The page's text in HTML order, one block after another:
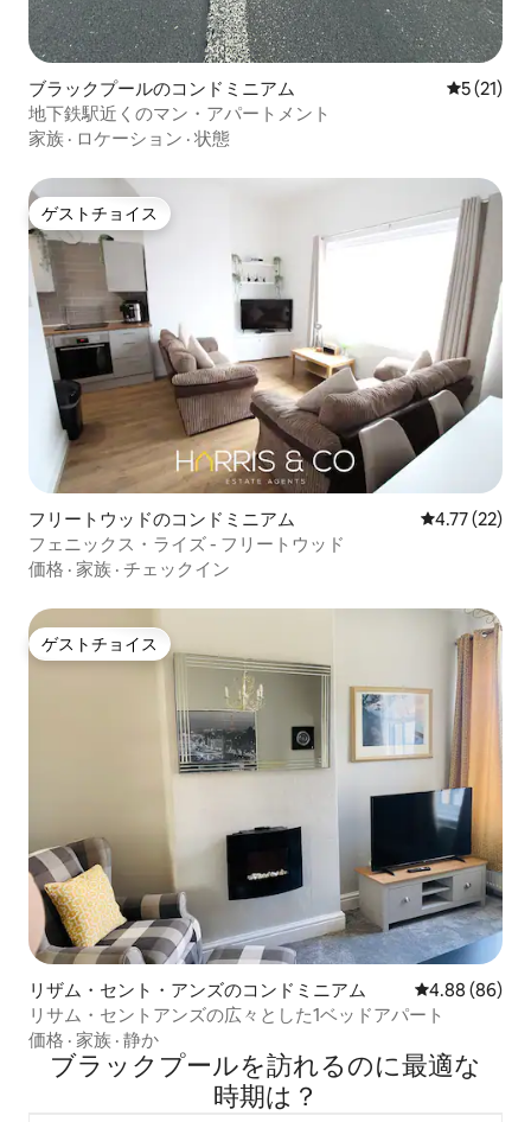
ブラックプールのコンドミニアム レビュー
5 (21)
地下鉄駅近くのマン・アパートメント
家族 · ロケーション · 状態
ゲストチョイス
ゲストチョイス
フリートウッドのコンドミニアム レビュー22
4.77 (22)
フェニックス・ライズ - フリートウッド
価格 · 家族 · チェックイン
ゲストチョイス
ゲストチョイス
リザム・セント・アンズのコンドミニアム レビュー86件
4.88 (86)
リサム・セントアンズの広々とした1ベッドアパート
価格 · 家族 · 静か
ブラックプールを訪⁠れ⁠るの⁠に最⁠適⁠な
時⁠期⁠は⁠？